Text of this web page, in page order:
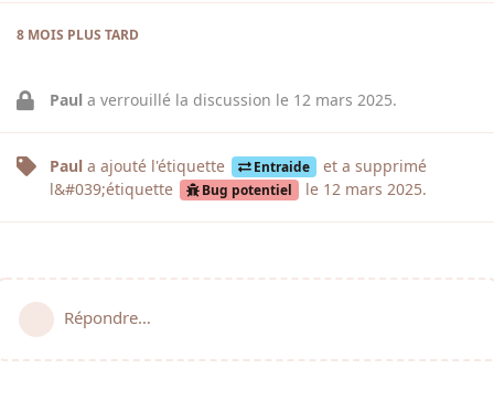
8 MOIS PLUS TARD
Paul a verrouillé la discussion le 12 mars 2025.
Paul a ajouté l'étiquette Entraide
et a supprimé
l&#039;étiquette
Bug potentiel le 12 mars 2025.
Répondre…